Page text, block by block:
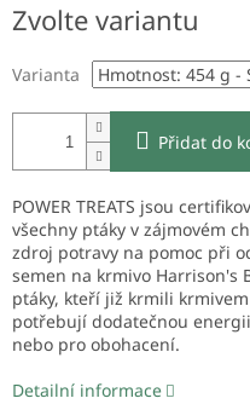
cena:
Zvolte variantu
Varianta
Přidat do
POWER TREATS jsou
všechny ptáky v zájmovém
zdroj potravy na pomoc při
semen na krmivo Harrison's
ptáky, kteří již krmili
potřebují dodatečnou
nebo pro obohacení.
Detailní informace